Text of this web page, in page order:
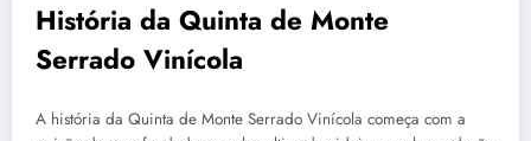
História da Quinta de Monte
Serrado Vinícola
A história da Quinta de Monte Serrado Vinícola começa com a